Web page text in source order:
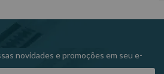
novidades e promoções em seu e-